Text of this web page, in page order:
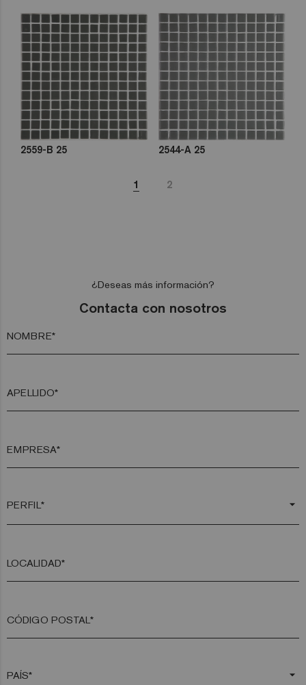
2559-B 25 2544-A 25
1 2
¿Deseas más información?
Contacta con nosotros
NOMBRE*
APELLIDO*
EMPRESA*
arrow_drop_down
LOCALIDAD*
CÓDIGO POSTAL*
arrow_drop_down